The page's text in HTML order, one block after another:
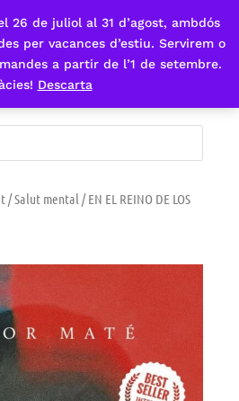
26 de juliol al 31 d’agost, ambdós
per vacances d’estiu. Servirem o
a partir de l’1 de setembre.
Descarta
/Salut mental / EN EL REINO DE LOS